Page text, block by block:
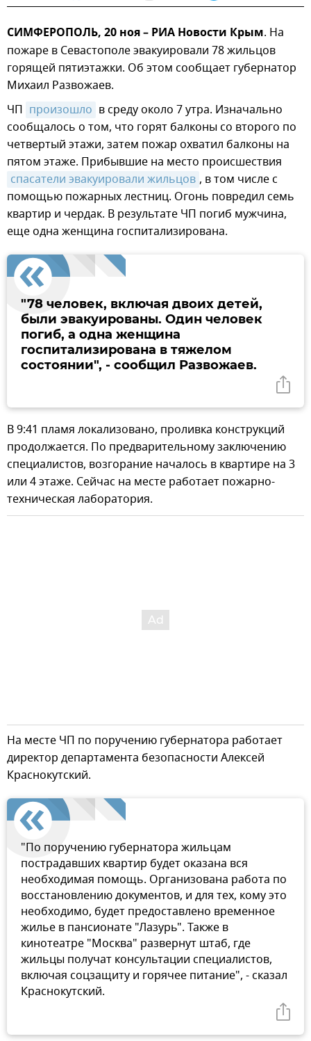
СИМФЕРОПОЛЬ, 20 ноя – РИА Новости Крым. На
пожаре в Севастополе эвакуировали 78 жильцов
горящей пятиэтажки. Об этом сообщает губернатор
Михаил Развожаев.
ЧП произошло в среду около 7 утра. Изначально
сообщалось о том, что горят балконы со второго по
четвертый этажи, затем пожар охватил балконы на
пятом этаже. Прибывшие на место происшествия
спасатели эвакуировали жильцов , в том числе с
помощью пожарных лестниц. Огонь повредил семь
квартир и чердак. В результате ЧП погиб мужчина,
еще одна женщина госпитализирована.
"78 человек, включая двоих детей,
были эвакуированы. Один человек
погиб, а одна женщина
госпитализирована в тяжелом
состоянии", - сообщил Развожаев.
В 9:41 пламя локализовано, проливка конструкций
продолжается. По предварительному заключению
специалистов, возгорание началось в квартире на 3
или 4 этаже. Сейчас на месте работает пожарно-
техническая лаборатория.
На месте ЧП по поручению губернатора работает
директор департамента безопасности Алексей
Краснокутский.
"По поручению губернатора жильцам
пострадавших квартир будет оказана вся
необходимая помощь. Организована работа по
восстановлению документов, и для тех, кому это
необходимо, будет предоставлено временное
жилье в пансионате "Лазурь". Также в
кинотеатре "Москва" развернут штаб, где
жильцы получат консультации специалистов,
включая соцзащиту и горячее питание", - сказал
Краснокутский.